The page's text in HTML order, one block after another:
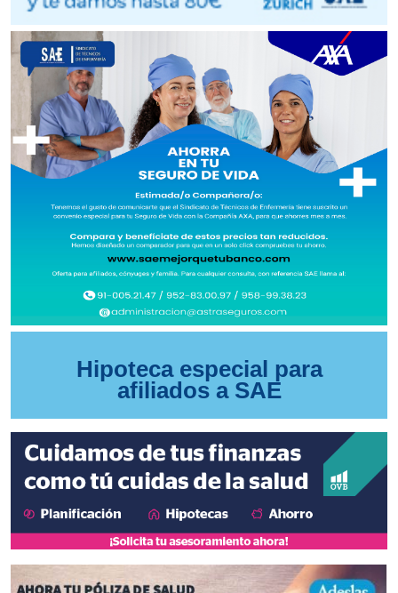
Hipoteca especial para
afiliados a SAE